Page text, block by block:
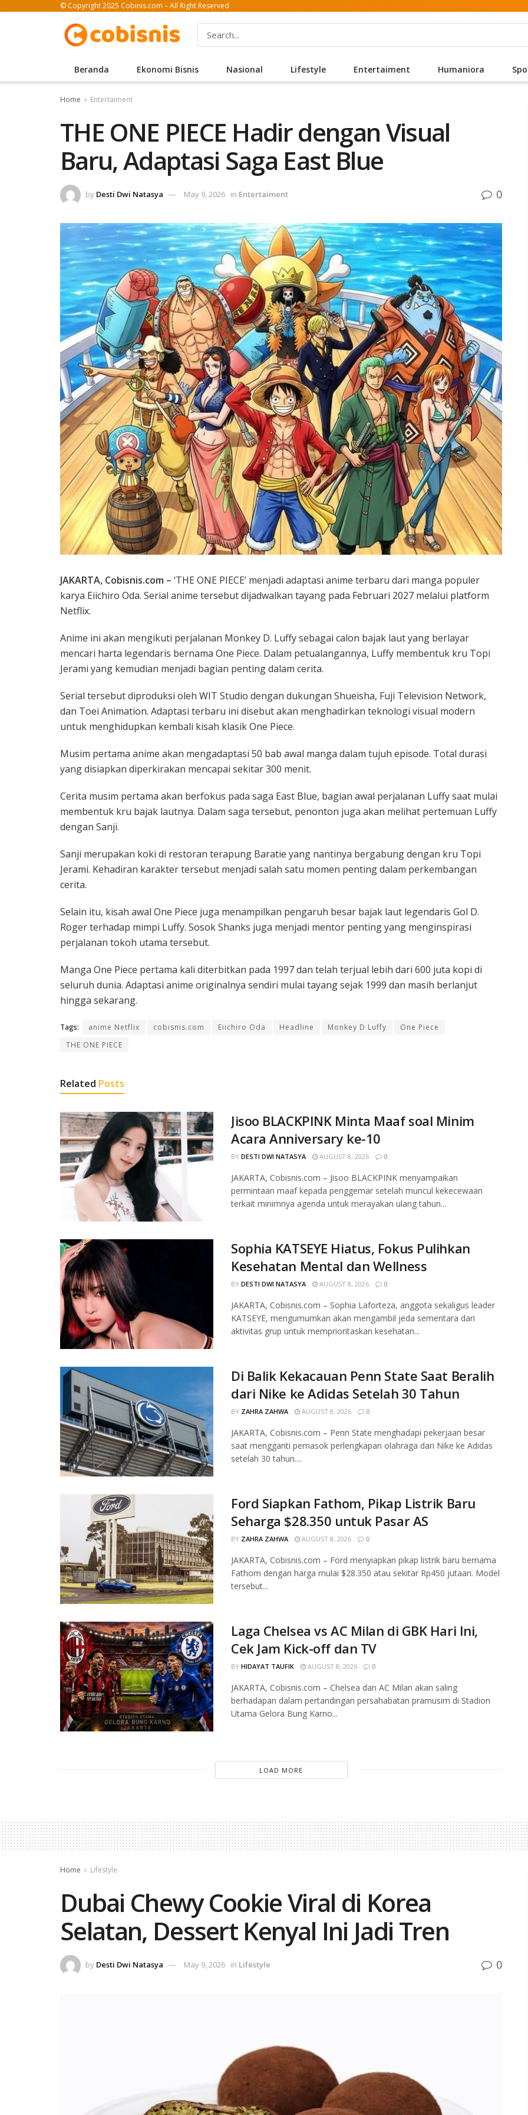
© Copyright 2025 Cobinis.com – All Right Reserved
Beranda Ekonomi Bisnis Nasional Lifestyle Entertaiment Humaniora
Home Entertaiment
THE ONE PIECE Hadir dengan Visual
Baru, Adaptasi Saga East Blue
by Desti Dwi Natasya May 9, 2026 in Entertaiment 0
JAKARTA, Cobisnis.com – ‘THE ONE PIECE’ menjadi adaptasi anime terbaru dari manga populer
karya Eiichiro Oda. Serial anime tersebut dijadwalkan tayang pada Februari 2027 melalui platform
Netflix.
Anime ini akan mengikuti perjalanan Monkey D. Luffy sebagai calon bajak laut yang berlayar
mencari harta legendaris bernama One Piece. Dalam petualangannya, Luffy membentuk kru Topi
Jerami yang kemudian menjadi bagian penting dalam cerita.
Serial tersebut diproduksi oleh WIT Studio dengan dukungan Shueisha, Fuji Television Network,
dan Toei Animation. Adaptasi terbaru ini disebut akan menghadirkan teknologi visual modern
untuk menghidupkan kembali kisah klasik One Piece.
Musim pertama anime akan mengadaptasi 50 bab awal manga dalam tujuh episode. Total durasi
yang disiapkan diperkirakan mencapai sekitar 300 menit.
Cerita musim pertama akan berfokus pada saga East Blue, bagian awal perjalanan Luffy saat mulai
membentuk kru bajak lautnya. Dalam saga tersebut, penonton juga akan melihat pertemuan Luffy
dengan Sanji.
Sanji merupakan koki di restoran terapung Baratie yang nantinya bergabung dengan kru Topi
Jerami. Kehadiran karakter tersebut menjadi salah satu momen penting dalam perkembangan
cerita.
Selain itu, kisah awal One Piece juga menampilkan pengaruh besar bajak laut legendaris Gol D.
Roger terhadap mimpi Luffy. Sosok Shanks juga menjadi mentor penting yang menginspirasi
perjalanan tokoh utama tersebut.
Manga One Piece pertama kali diterbitkan pada 1997 dan telah terjual lebih dari 600 juta kopi di
seluruh dunia. Adaptasi anime originalnya sendiri mulai tayang sejak 1999 dan masih berlanjut
hingga sekarang.
Tags: anime Netflix cobisnis.com Eiichiro Oda Headline Monkey D Luffy
One Piece
THE ONE PIECE
Related Posts
Jisoo BLACKPINK Minta Maaf soal Minim
Acara Anniversary ke-10
BY DESTI DWI NATASYA AUGUST 8, 2026 0
JAKARTA, Cobisnis.com – Jisoo BLACKPINK menyampaikan
permintaan maaf kepada penggemar setelah muncul kekecewaan
terkait minimnya agenda untuk merayakan ulang tahun...
Sophia KATSEYE Hiatus, Fokus Pulihkan
Kesehatan Mental dan Wellness
BY DESTI DWI NATASYA AUGUST 8, 2026 0
JAKARTA, Cobisnis.com – Sophia Laforteza, anggota sekaligus leader
KATSEYE, mengumumkan akan mengambil jeda sementara dari
aktivitas grup untuk memprioritaskan kesehatan...
Di Balik Kekacauan Penn State Saat Beralih
dari Nike ke Adidas Setelah 30 Tahun
BY ZAHRA ZAHWA AUGUST 8, 2026 0
JAKARTA, Cobisnis.com – Penn State menghadapi pekerjaan besar
saat mengganti pemasok perlengkapan olahraga dari Nike ke Adidas
setelah 30 tahun....
Ford Siapkan Fathom, Pikap Listrik Baru
Seharga $28.350 untuk Pasar AS
BY ZAHRA ZAHWA AUGUST 8, 2026 0
JAKARTA, Cobisnis.com – Ford menyiapkan pikap listrik baru bernama
Fathom dengan harga mulai $28.350 atau sekitar Rp450 jutaan. Model
tersebut...
Laga Chelsea vs AC Milan di GBK Hari Ini,
Cek Jam Kick-off dan TV
BY HIDAYAT TAUFIK AUGUST 8, 2026 0
JAKARTA, Cobisnis.com – Chelsea dan AC Milan akan saling
berhadapan dalam pertandingan persahabatan pramusim di Stadion
Utama Gelora Bung Karno...
LOAD MORE
Home Lifestyle
Dubai Chewy Cookie Viral di Korea
Selatan, Dessert Kenyal Ini Jadi Tren
by Desti Dwi Natasya May 9, 2026 in Lifestyle 0